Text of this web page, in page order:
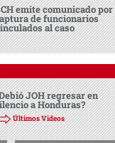
emite comunicado por
de funcionarios
al caso
JOH regresar en
a Honduras?
Últimos Videos